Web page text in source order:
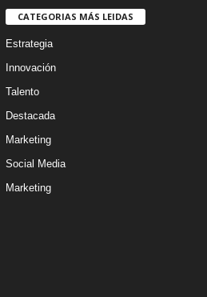
CATEGORIAS MÁS LEIDAS
Estrategia
Innovación
Talento
Destacada
Marketing
Social Media
Marketing